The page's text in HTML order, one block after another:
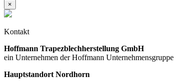
×
Kontakt
Hoffmann Trapezblechherstellung GmbH
ein Unternehmen der Hoffmann Unternehmensgruppe
Hauptstandort Nordhorn